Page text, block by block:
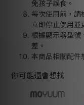
免孩子誤食。
每次使用前，請
立即停止使用並
根據顯示器型號
差。
本商品相關配件
你可能還會想找